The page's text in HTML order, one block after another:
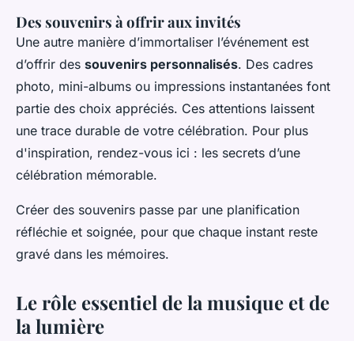
Des souvenirs à offrir aux invités
Une autre manière d’immortaliser l’événement est
d’offrir des souvenirs personnalisés. Des cadres
photo, mini-albums ou impressions instantanées font
partie des choix appréciés. Ces attentions laissent
une trace durable de votre célébration. Pour plus
d'inspiration, rendez-vous ici : les secrets d’une
célébration mémorable.
Créer des souvenirs passe par une planification
réfléchie et soignée, pour que chaque instant reste
gravé dans les mémoires.
Le rôle essentiel de la musique et de
la lumière